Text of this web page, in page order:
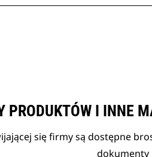
PRODUKTÓW I INNE
się firmy są dostępne
dokumenty